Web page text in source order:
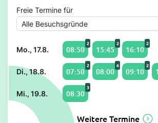
Freie Termine für
Mo., 17.8. 08:50
2
15:45
2
16:10
2
Di., 18.8. 07:50
2
08:00
6
09:10
2
Mi., 19.8. 08:30
3
Weitere Termine